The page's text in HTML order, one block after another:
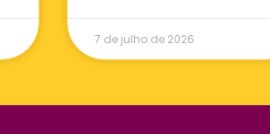
7 de julho de 2026